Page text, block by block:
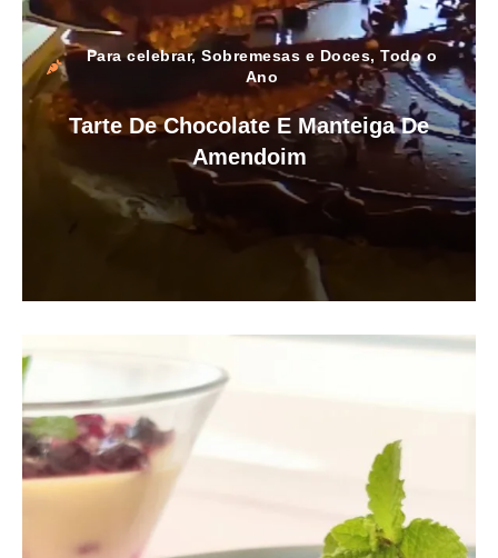
Para celebrar,Sobremesas e Doces, Todo o
Ano
Tarte De Chocolate E Manteiga De
Amendoim